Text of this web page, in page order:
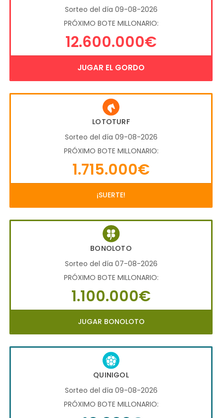
Sorteo del día 09-08-2026
PRÓXIMO BOTE MILLONARIO:
12.600.000€
JUGAR EL GORDO
LOTOTURF
Sorteo del día 09-08-2026
PRÓXIMO BOTE MILLONARIO:
1.715.000€
¡SUERTE!
BONOLOTO
Sorteo del día 07-08-2026
PRÓXIMO BOTE MILLONARIO:
1.100.000€
JUGAR BONOLOTO
QUINIGOL
Sorteo del día 09-08-2026
PRÓXIMO BOTE MILLONARIO: